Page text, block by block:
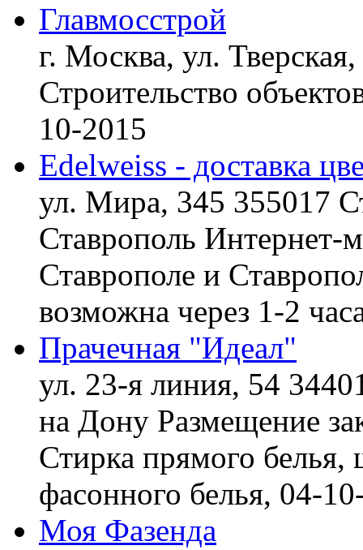
Главмосстрой
г. Москва, ул.
Строительство
10-2015
Edelweiss - доставка
ул. Мира, 345 355017
Ставрополь Интернет-
Ставрополе и
возможна через 1-2
Прачечная "Идеал"
ул. 23-я линия, 54
на Дону Размещение
Стирка прямого
фасонного белья, 04-
Моя Фазенда